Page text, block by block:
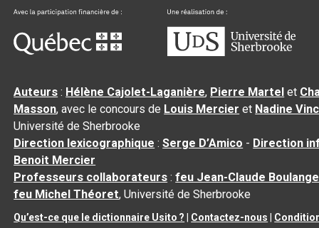
Auteurs : Hélène Cajolet-Laganière, Pierre Martel et
Masson, avec le concours de Louis Mercier et Nadine
Université de Sherbrooke
Direction lexicographique :Serge D’Amico - Direction
Benoit Mercier
Professeurs collaborateurs :feu Jean-Claude
feu Michel Théoret, Université de Sherbrooke
Qu’est-ce que le dictionnaire Usito ? Contactez-nous